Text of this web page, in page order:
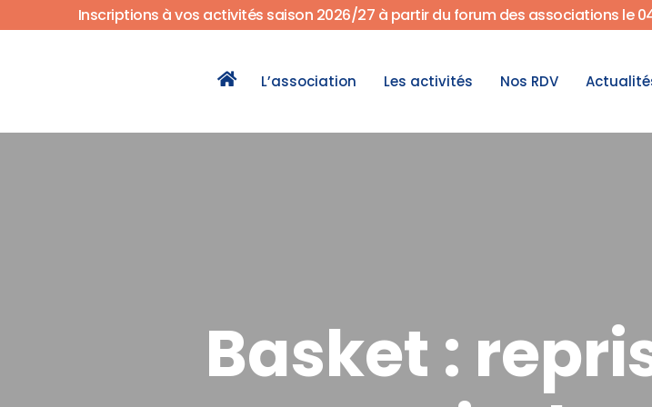
Inscriptions à vos activités saison 2026/27 à partir du forum des associations le
L’association Les activités Nos RDV
Basket :